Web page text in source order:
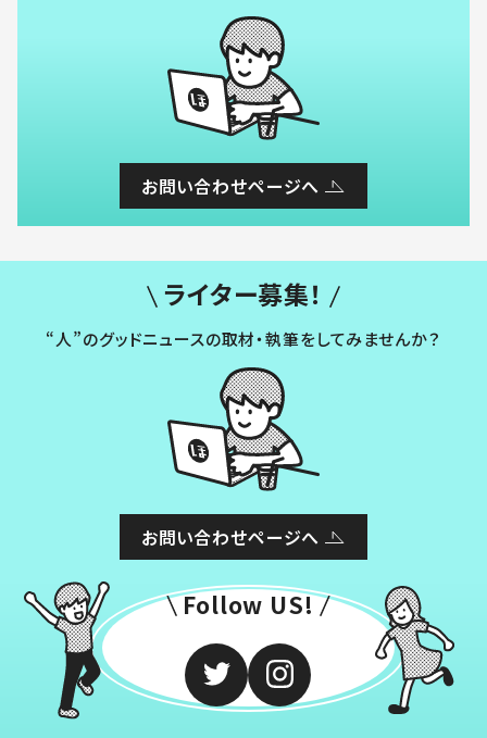
お問い合わせページへ
ライター募集！
“人”のグッドニュースの取材・執筆をしてみませんか？
お問い合わせページへ
Follow US!